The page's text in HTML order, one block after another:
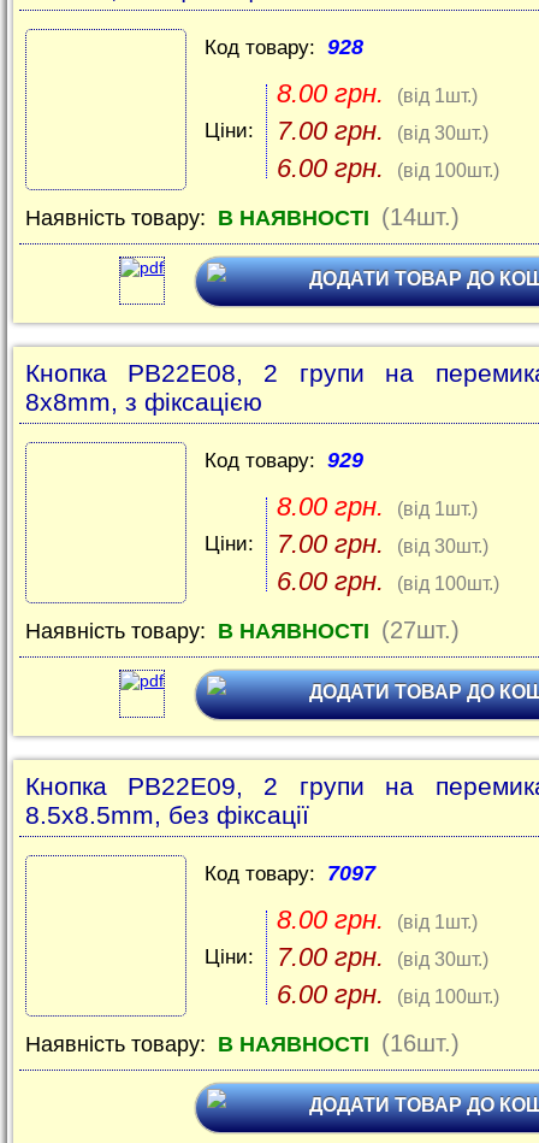
Код товару: 928
Ціни:
8.00 грн. (від 1шт.)
7.00 грн. (від 30шт.)
6.00 грн. (від 100шт.)
Наявність товару: В НАЯВНОСТІ (14шт.)
ДОДАТИ ТОВАР ДО
Кнопка PB22E08, 2 групи на
8х8mm, з фіксацією
Код товару: 929
Ціни:
8.00 грн. (від 1шт.)
7.00 грн. (від 30шт.)
6.00 грн. (від 100шт.)
Наявність товару: В НАЯВНОСТІ (27шт.)
ДОДАТИ ТОВАР ДО
Кнопка PB22E09, 2 групи на
8.5х8.5mm, без фіксації
Код товару: 7097
Ціни:
8.00 грн. (від 1шт.)
7.00 грн. (від 30шт.)
6.00 грн. (від 100шт.)
Наявність товару: В НАЯВНОСТІ (16шт.)
ДОДАТИ ТОВАР ДО